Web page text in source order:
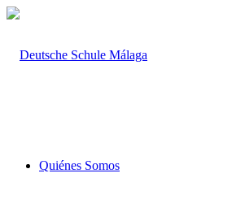
Quiénes Somos